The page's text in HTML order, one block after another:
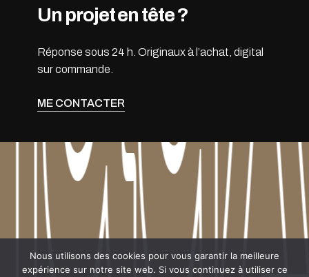
Un projet en tête ?
Réponse sous 24 h. Originaux à l’achat, digital
sur commande.
ME CONTACTER
Nous utilisons des cookies pour vous garantir la meilleure
expérience sur notre site web. Si vous continuez à utiliser ce